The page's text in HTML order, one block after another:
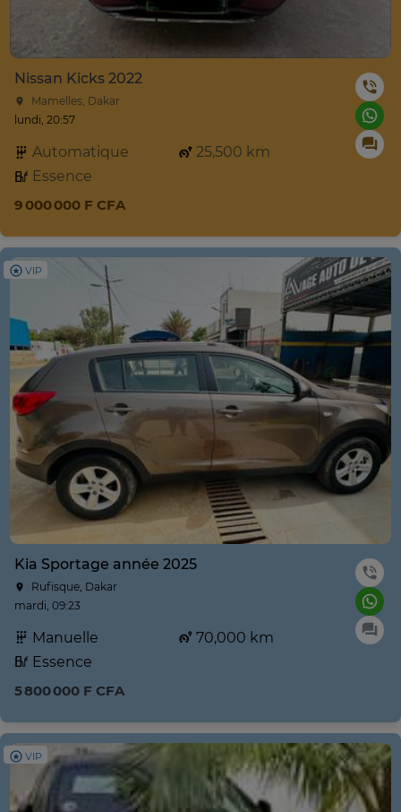
Nissan Kicks 2022
Mamelles, Dakar
lundi, 20:57
Automatique
25,500 km
Essence
9 000 000 F CFA
VIP
Kia Sportage année 2025
Rufisque, Dakar
mardi, 09:23
Manuelle
70,000 km
Essence
5 800 000 F CFA
VIP